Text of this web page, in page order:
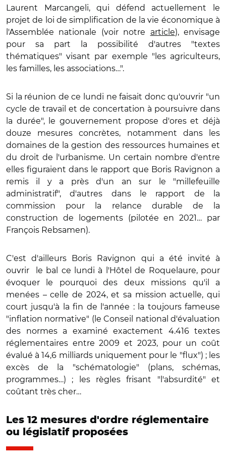
Laurent Marcangeli, qui défend actuellement le
projet de loi de simplification de la vie économique à
l'Assemblée nationale (voir notre article), envisage
pour sa part la possibilité d'autres "textes
thématiques" visant par exemple "les agriculteurs,
les familles, les associations…".
Si la réunion de ce lundi ne faisait donc qu'ouvrir "un
cycle de travail et de concertation à poursuivre dans
la durée", le gouvernement propose d'ores et déjà
douze mesures concrètes, notamment dans les
domaines de la gestion des ressources humaines et
du droit de l'urbanisme. Un certain nombre d'entre
elles figuraient dans le rapport que Boris Ravignon a
remis il y a près d'un an sur le "millefeuille
administratif", d'autres dans le rapport de la
commission pour la relance durable de la
construction de logements (pilotée en 2021… par
François Rebsamen).
C'est d'ailleurs Boris Ravignon qui a été invité à
ouvrir le bal ce lundi à l'Hôtel de Roquelaure, pour
évoquer le pourquoi des deux missions qu'il a
menées – celle de 2024, et sa mission actuelle, qui
court jusqu'à la fin de l'année : la toujours fameuse
"inflation normative" (le Conseil national d'évaluation
des normes a examiné exactement 4.416 textes
réglementaires entre 2009 et 2023, pour un coût
évalué à 14,6 milliards uniquement pour le "flux") ; les
excès de la "schématologie" (plans, schémas,
programmes…) ; les règles frisant "l'absurdité" et
coûtant très cher…
Les 12 mesures d'ordre réglementaire
ou législatif proposées